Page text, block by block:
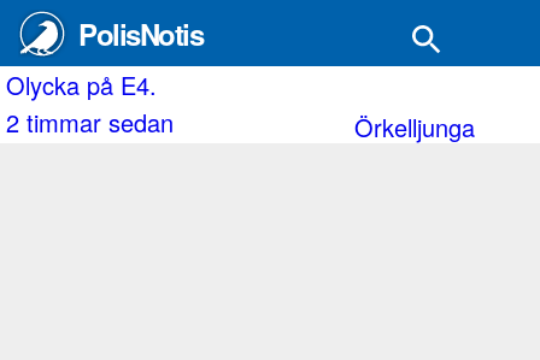
PolisNotis
Två motorcyklar åkte av vägen utanför Västra
2 timmar sedan
Söderköping
i Hallstav